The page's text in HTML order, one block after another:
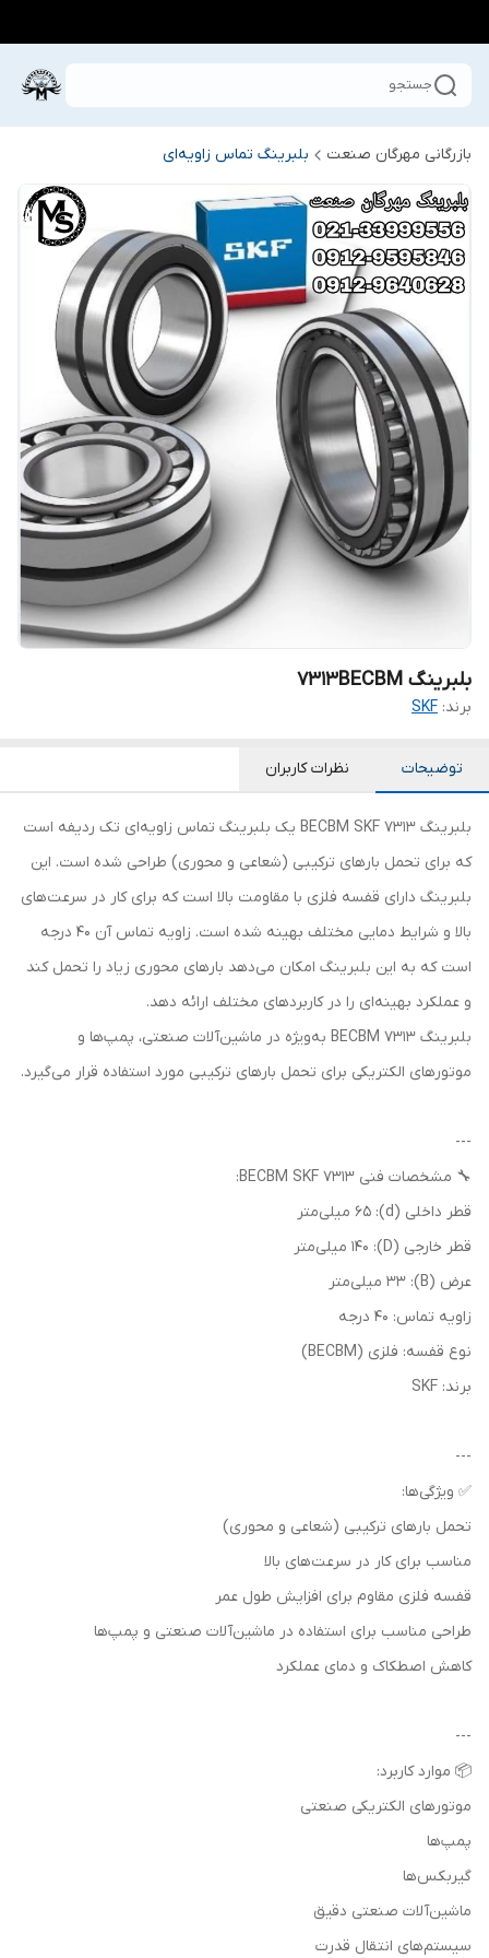
جستجو
بازرگانی مهرگان صنعت بلبرینگ تماس زاویه‌ای
بلبرینگ 7313BECBM
برند: SKF
توضیحات نظرات کاربران
بلبرینگ 7313 BECBM SKF یک بلبرینگ تماس زاویه‌ای تک ردیفه است
که برای تحمل بارهای ترکیبی (شعاعی و محوری) طراحی شده است. این
بلبرینگ دارای قفسه فلزی با مقاومت بالا است که برای کار در سرعت‌های
بالا و شرایط دمایی مختلف بهینه شده است. زاویه تماس آن 40 درجه
است که به این بلبرینگ امکان می‌دهد بارهای محوری زیاد را تحمل کند
و عملکرد بهینه‌ای را در کاربردهای مختلف ارائه دهد.
بلبرینگ 7313 BECBM به‌ویژه در ماشین‌آلات صنعتی، پمپ‌ها و
موتورهای الکتریکی برای تحمل بارهای ترکیبی مورد استفاده قرار می‌گیرد.
---
🔧 مشخصات فنی 7313 BECBM SKF:
قطر داخلی (d): 65 میلی‌متر
قطر خارجی (D): 140 میلی‌متر
عرض (B): 33 میلی‌متر
زاویه تماس: 40 درجه
نوع قفسه: فلزی (BECBM)
برند: SKF
---
✅ ویژگی‌ها:
تحمل بارهای ترکیبی (شعاعی و محوری)
مناسب برای کار در سرعت‌های بالا
قفسه فلزی مقاوم برای افزایش طول عمر
طراحی مناسب برای استفاده در ماشین‌آلات صنعتی و پمپ‌ها
کاهش اصطکاک و دمای عملکرد
---
📦 موارد کاربرد:
موتورهای الکتریکی صنعتی
پمپ‌ها
گیربکس‌ها
ماشین‌آلات صنعتی دقیق
سیستم‌های انتقال قدرت